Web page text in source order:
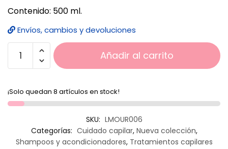
Contenido: 500 ml.
Envíos, cambios y devoluciones
Añadir al carrito
¡Solo quedan 8 artículos en stock!
SKU: LMOUR006
Categorías: Cuidado capilar, Nueva colección,
Shampoos y acondicionadores, Tratamientos capilares